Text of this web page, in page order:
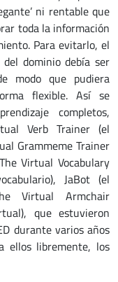
ni rentable que
toda la información
Para evitarlo, el
dominio debía ser
modo que pudiera
flexible. Así se
completos,
Verb Trainer (el
Grammeme Trainer
Virtual Vocabulary
JaBot (el
Virtual Armchair
que estuvieron
durante varios años
ellos libremente, los